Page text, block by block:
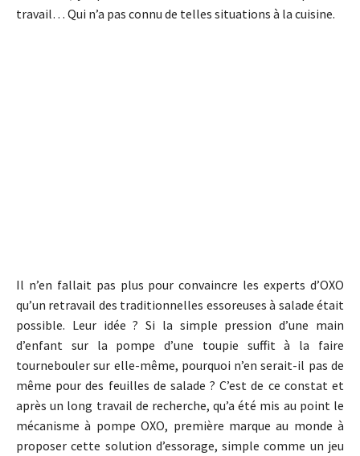
travail… Qui n’a pas connu de telles situations à la cuisine.
Il n’en fallait pas plus pour convaincre les experts d’OXO
qu’un retravail des traditionnelles essoreuses à salade était
possible. Leur idée ? Si la simple pression d’une main
d’enfant sur la pompe d’une toupie suffit à la faire
tournebouler sur elle-même, pourquoi n’en serait-il pas de
même pour des feuilles de salade ? C’est de ce constat et
après un long travail de recherche, qu’a été mis au point le
mécanisme à pompe OXO, première marque au monde à
proposer cette solution d’essorage, simple comme un jeu